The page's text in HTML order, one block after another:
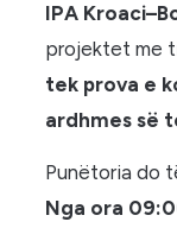
IPA
projektet me
tek prova e
ardhmes së
Punëtoria do
Nga ora